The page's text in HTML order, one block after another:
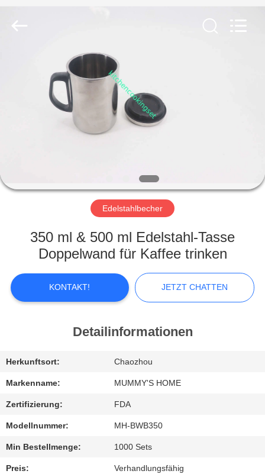
PRODUKTE
VR
SHOW
ÜBER
FABRIK-
AUSFLUG
TRETEN
SIE
MIT
UNS
Rights
Edelstahlbecher
350 ml & 500 ml Edelstahl-Tasse
Doppelwand für Kaffee trinken
KONTAKT! JETZT CHATTEN
Detailinformationen
Herkunftsort: Chaozhou
Markenname: MUMMY'S HOME
Zertifizierung: FDA
Modellnummer: MH-BWB350
Min Bestellmenge: 1000 Sets
Preis: Verhandlungsfähig